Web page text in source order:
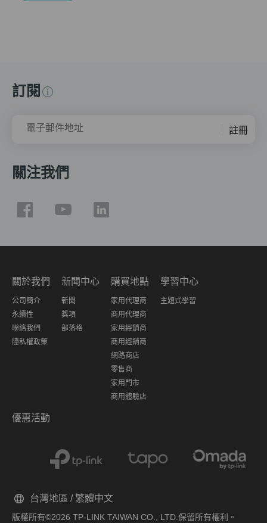
訂閱
電子郵件地址 註冊
關注我們
關於我們
公司簡介
永續性
聯絡我們
隱私權政策
新聞中心
新聞
獎項
部落格
購買地點
家用代理商
商用代理商
家用經銷商
商用經銷商
網路商店
零售商
家用門市
商用體驗店
學習中心
主題式學習
優惠活動
版權所有©2026 TP-LINK TAIWAN CO., LTD.保留所有權利。
台灣地區 / 繁體中文